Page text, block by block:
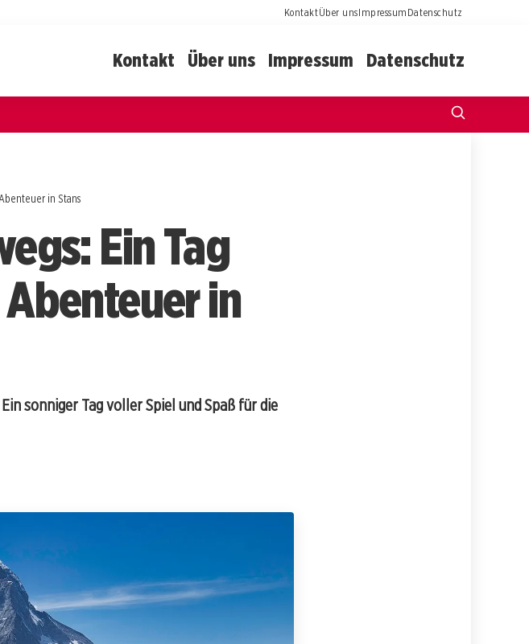
KontaktÜber unsImpressumDatenschutz
Kontakt Über uns Impressum Datenschutz
in Stans
Ein Tag
in
sonniger Tag voller Spiel und Spaß für die